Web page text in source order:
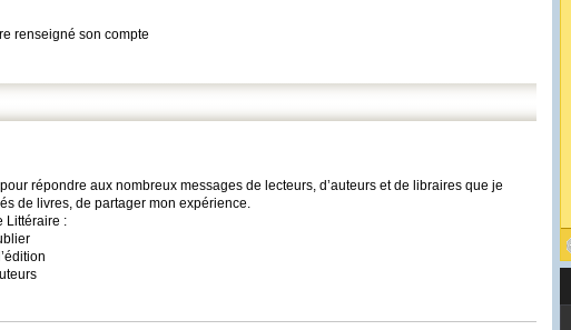
renseigné son compte
répondre aux nombreux messages de lecteurs, d’auteurs et de libraires que je
de livres, de partager mon expérience.
Littéraire :